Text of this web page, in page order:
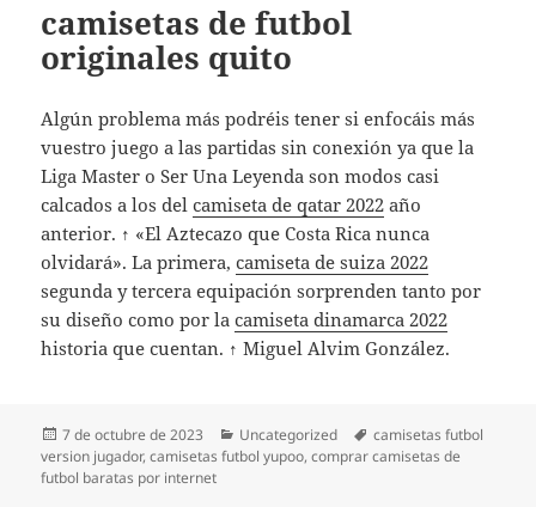
camisetas de futbol
originales quito
Algún problema más podréis tener si enfocáis más
vuestro juego a las partidas sin conexión ya que la
Liga Master o Ser Una Leyenda son modos casi
calcados a los delcamiseta de qatar 2022 año
anterior. ↑ «El Aztecazo que Costa Rica nunca
olvidará». La primera,camiseta de suiza 2022
segunda y tercera equipación sorprenden tanto por
su diseño como por lacamiseta dinamarca 2022
historia que cuentan. ↑ Miguel Alvim González.
Publicado
el
7 de octubre de 2023 Categorías
Uncategorized Etiquetas
camisetas futbol
version jugador,camisetas futbol yupoo,comprar camisetas de
futbol baratas por internet